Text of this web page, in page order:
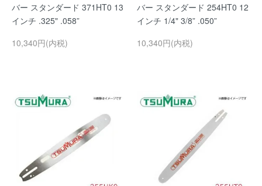
バー スタンダード 371HT0 13
インチ .325" .058”
10,340円(内税)
バー スタンダード 254HT0 12
インチ 1/4" 3/8” .050”
10,340円(内税)